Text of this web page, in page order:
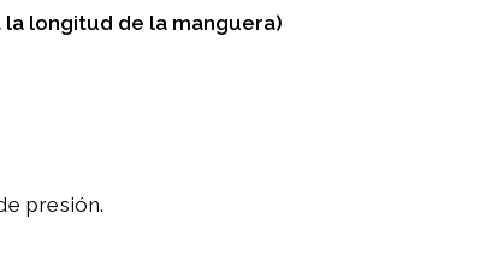
la longitud de la manguera)
presión.